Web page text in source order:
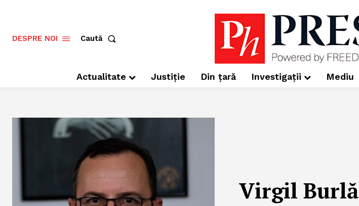
DESPRE NOI Caută
Actualitate Justiție Din țară Investigații Mediu
Virgil Burlă